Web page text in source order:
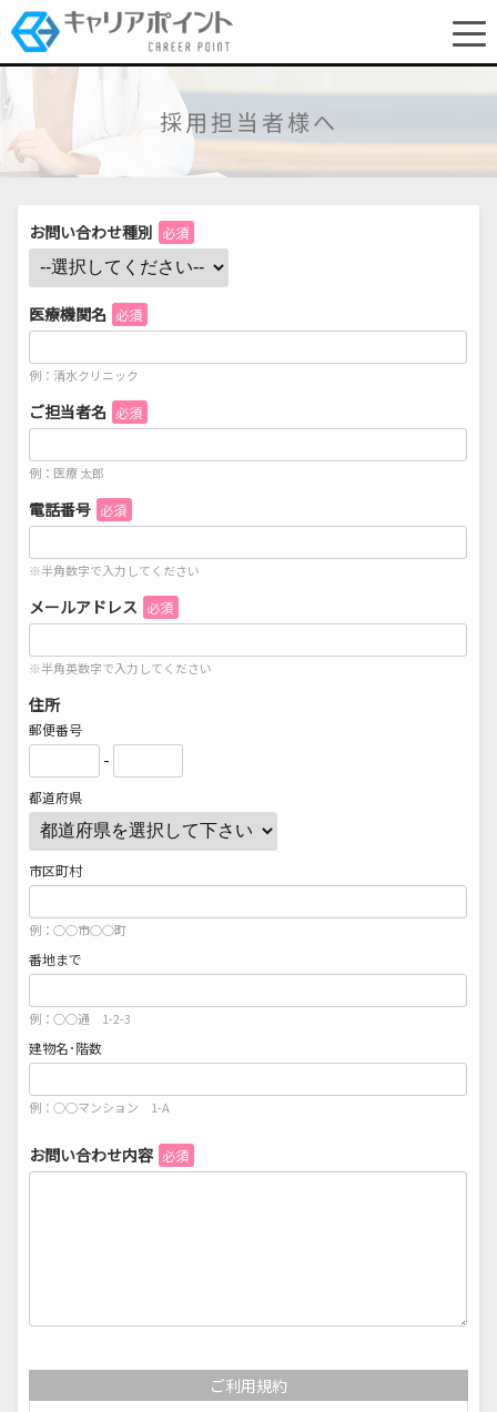
採用担当者様へ
お問い合わせ種別 必須
医療機関名 必須
例：清水クリニック
ご担当者名 必須
例：医療 太郎
電話番号 必須
※半角数字で入力してください
メールアドレス 必須
※半角英数字で入力してください
住所
郵便番号
-
都道府県
市区町村
例：○○市○○町
番地まで
例：○○通 1-2-3
建物名･階数
例：○○マンション 1-A
お問い合わせ内容 必須
ご利用規約